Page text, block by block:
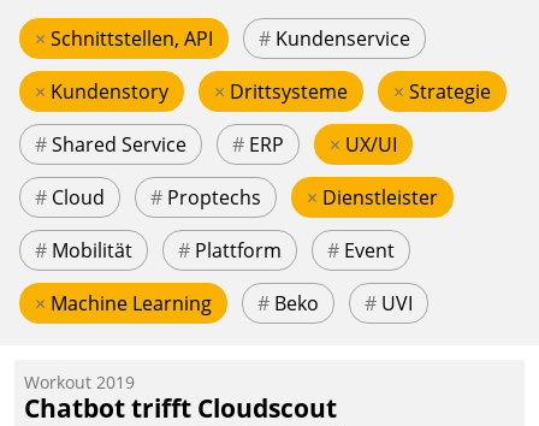
× Schnittstellen, API # Kundenservice
× Kundenstory × Drittsysteme × Strategie
#Shared Service # ERP × UX/UI
# Cloud # Proptechs × Dienstleister
# Mobilität # Plattform # Event
× Machine Learning # Beko # UVI
Workout 2019
Chatbot trifft Cloudscout